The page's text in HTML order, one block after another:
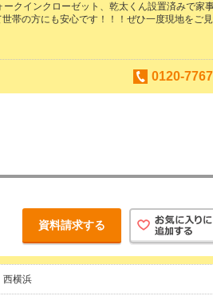
クインクローゼット、乾太くん設置済みで家
帯の方にも安心です！！！ぜひ一度現地をご
0120-
資料請求する
横浜